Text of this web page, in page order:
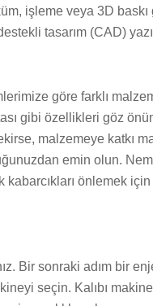
işleme veya 3D
tasarım (CAD)
göre farklı
gibi özellikleri göz
malzemeye katkı
emin olun.
önlemek
Bir sonraki adım bir
seçin. Kalıbı